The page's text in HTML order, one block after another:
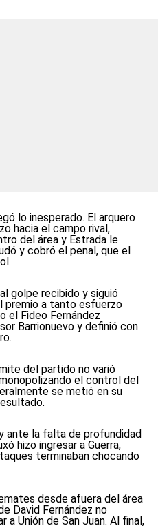
lo inesperado. El arquero
hacia el campo rival,
del área y Estrada le
y cobró el penal, que el
golpe recibido y siguió
premio a tanto esfuerzo
el Fideo Fernández
Barrionuevo y definió con
del partido no varió
el control del
se metió en su
ante la falta de profundidad
hizo ingresar a Guerra,
terminaban chocando
desde afuera del área
David Fernández no
a Unión de San Juan. Al final,